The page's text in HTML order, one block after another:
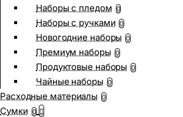
Наборы с пледом 0
Наборы с ручками 0
Новогодние наборы 0
Премиум наборы 0
Продуктовые наборы 0
Чайные наборы 0
Расходные материалы 0
Сумки 0